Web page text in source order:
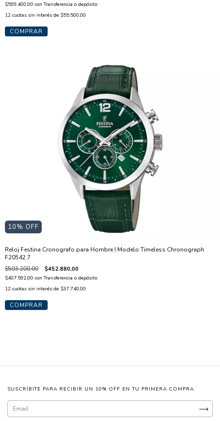
$599.400,00 con Transferencia o depósito
12 cuotas sin interés de $55.500,00
10% OFF
Reloj Festina Cronografo para Hombre I Modelo Timeless Chronograph
F20542.7
$503.200,00 $452.880,00
$407.592,00 con Transferencia o depósito
12 cuotas sin interés de $37.740,00
SUSCRÍBITE PARA RECIBIR UN 10% OFF EN TU PRIMERA COMPRA.